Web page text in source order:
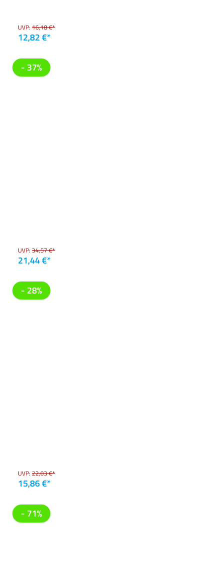
UVP: 16,18 €*
12,82 €*
- 37%
UVP: 34,57 €*
21,44 €*
- 28%
UVP: 22,03 €*
15,86 €*
- 71%